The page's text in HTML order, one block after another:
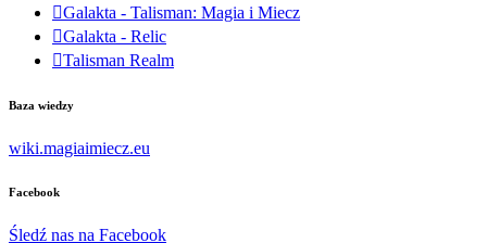
Galakta - Talisman: Magia i Miecz
Galakta - Relic
Talisman Realm
Baza wiedzy
wiki.magiaimiecz.eu
Facebook
Śledź nas na Facebook